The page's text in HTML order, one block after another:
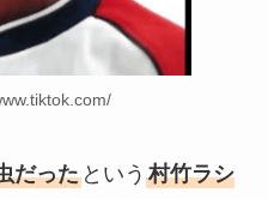
だったという 村竹ラシ